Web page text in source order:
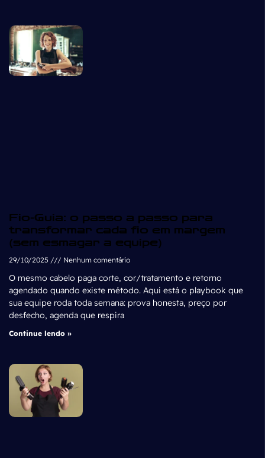
Fio-Guia: o passo a passo para
transformar cada fio em margem
(sem esmagar a equipe)
29/10/2025 Nenhum comentário
O mesmo cabelo paga corte, cor/tratamento e retorno
agendado quando existe método. Aqui está o playbook que
sua equipe roda toda semana: prova honesta, preço por
desfecho, agenda que respira
Continue lendo »